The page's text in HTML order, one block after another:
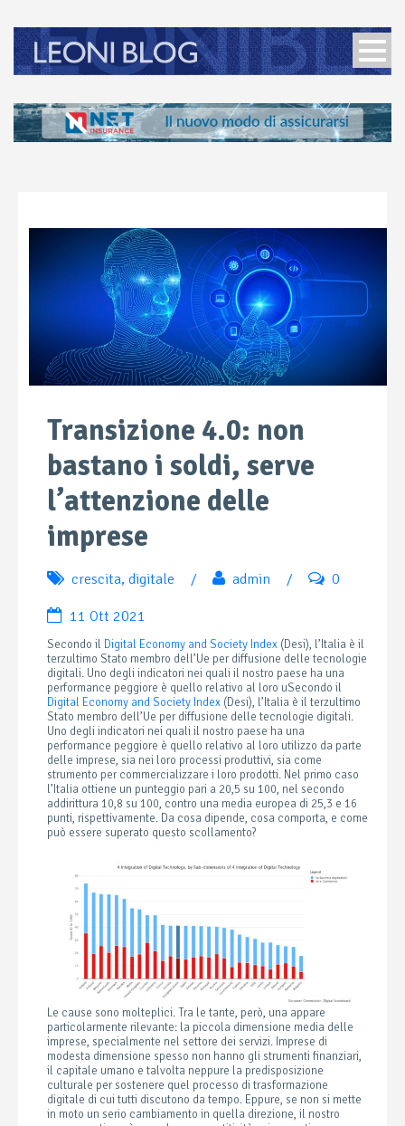
Transizione 4.0: non
bastano i soldi, serve
l’attenzione delle
imprese
crescita, digitale / admin / 0
11 Ott 2021
Secondo il Digital Economy and Society Index (Desi), l’Italia è il
terzultimo Stato membro dell’Ue per diffusione delle tecnologie
digitali. Uno degli indicatori nei quali il nostro paese ha una
performance peggiore è quello relativo al loro uSecondo il
Digital Economy and Society Index (Desi), l’Italia è il terzultimo
Stato membro dell’Ue per diffusione delle tecnologie digitali.
Uno degli indicatori nei quali il nostro paese ha una
performance peggiore è quello relativo al loro utilizzo da parte
delle imprese, sia nei loro processi produttivi, sia come
strumento per commercializzare i loro prodotti. Nel primo caso
l’Italia ottiene un punteggio pari a 20,5 su 100, nel secondo
addirittura 10,8 su 100, contro una media europea di 25,3 e 16
punti, rispettivamente. Da cosa dipende, cosa comporta, e come
può essere superato questo scollamento?
Le cause sono molteplici. Tra le tante, però, una appare
particolarmente rilevante: la piccola dimensione media delle
imprese, specialmente nel settore dei servizi. Imprese di
modesta dimensione spesso non hanno gli strumenti finanziari,
il capitale umano e talvolta neppure la predisposizione
culturale per sostenere quel processo di trasformazione
digitale di cui tutti discutono da tempo. Eppure, se non si mette
in moto un serio cambiamento in quella direzione, il nostro